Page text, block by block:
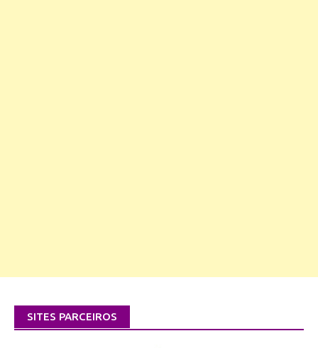
SITES PARCEIROS